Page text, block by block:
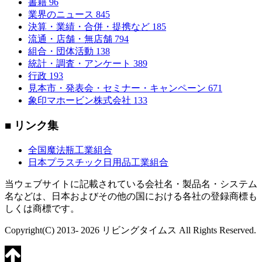
書籍 96
業界のニュース 845
決算・業績・合併・提携など 185
流通・店舗・無店舗 794
組合・団体活動 138
統計・調査・アンケート 389
行政 193
見本市・発表会・セミナー・キャンペーン 671
象印マホービン株式会社 133
■ リンク集
全国魔法瓶工業組合
日本プラスチック日用品工業組合
当ウェブサイトに記載されている会社名・製品名・システム
名などは、日本およびその他の国における各社の登録商標も
しくは商標です。
Copyright(C) 2013- 2026 リビングタイムス All Rights Reserved.